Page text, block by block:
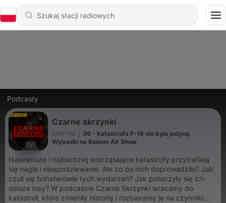
Podcasty
Czarne skrzynki
RMF FM
36 - Katastrofa F-16 nie była jedyną.
Wypadki na Radom Air Show
Największe i najbardziej wstrząsające katastrofy przytrafiają
się nagle i niespodziewanie. Ale co do nich doprowadziło? Jak
czuli się bohaterowie tych wydarzeń? Jak potoczyły się ich
dalsze losy? W podcaście Czarne Skrzynki wracamy do
katastrof, które zmieniły historię i rozbieramy je na czynniki